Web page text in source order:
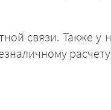
связи. Также у